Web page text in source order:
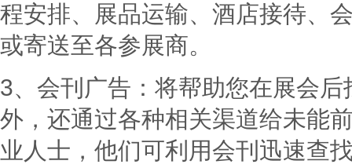
程安排、展品运输、酒店接待、
或寄送至各参展商。
3、会刊广告：将帮助您在展会
外，还通过各种相关渠道给
业人士，他们可利用会刊迅速查